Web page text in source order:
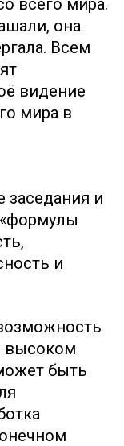
всего мира.
она
Всем
видение
мира в
заседания и
и
высоком
быть